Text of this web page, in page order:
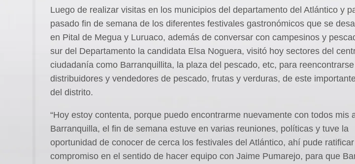
Luego de realizar visitas en los municipios del departamento del Atlántico y
pasado fin de semana de los diferentes festivales gastronómicos que se
en Pital de Megua y Luruaco, además de conversar con campesinos y
sur del Departamento la candidata Elsa Noguera, visitó hoy sectores del
ciudadanía como Barranquillita, la plaza del pescado, etc, para
distribuidores y vendedores de pescado, frutas y verduras, de este
del distrito.
“Hoy estoy contenta, porque puedo encontrarme nuevamente con todos mis
Barranquilla, el fin de semana estuve en varias reuniones, políticas y tuve la
oportunidad de conocer de cerca los festivales del Atlántico, ahí pude
compromiso en el sentido de hacer equipo con Jaime Pumarejo, para que